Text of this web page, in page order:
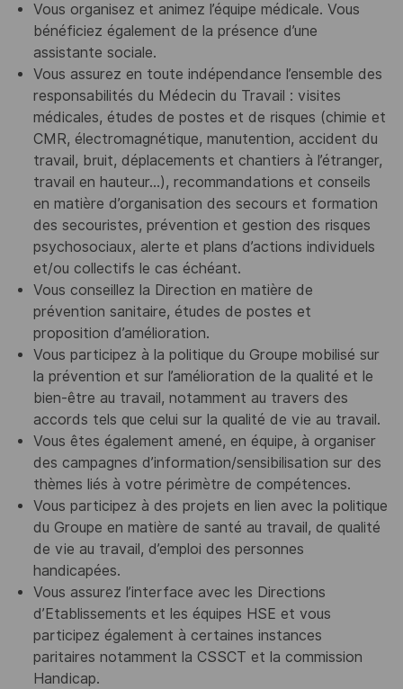
Vous organisez et animez l’équipe médicale. Vous
bénéficiez également de la présence d’une
assistante sociale.
Vous assurez en toute indépendance l’ensemble des
responsabilités du Médecin du Travail : visites
médicales, études de postes et de risques (chimie et
CMR, électromagnétique, manutention, accident du
travail, bruit, déplacements et chantiers à l’étranger,
travail en hauteur…), recommandations et conseils
en matière d’organisation des secours et formation
des secouristes, prévention et gestion des risques
psychosociaux, alerte et plans d’actions individuels
et/ou collectifs le cas échéant.
Vous conseillez la Direction en matière de
prévention sanitaire, études de postes et
proposition d’amélioration.
Vous participez à la politique du Groupe mobilisé sur
la prévention et sur l’amélioration de la qualité et le
bien-être au travail, notamment au travers des
accords tels que celui sur la qualité de vie au travail.
Vous êtes également amené, en équipe, à organiser
des campagnes d’information/sensibilisation sur des
thèmes liés à votre périmètre de compétences.
Vous participez à des projets en lien avec la politique
du Groupe en matière de santé au travail, de qualité
de vie au travail, d’emploi des personnes
handicapées.
Vous assurez l’interface avec les Directions
d’Etablissements et les équipes HSE et vous
participez également à certaines instances
paritaires notamment la CSSCT et la commission
Handicap.